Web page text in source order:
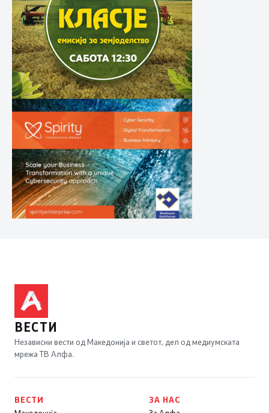
ВЕСТИ
Независни вести од Македонија и светот, дел од медиумската
мрежа ТВ Алфа.
ВЕСТИ
ЗА НАС